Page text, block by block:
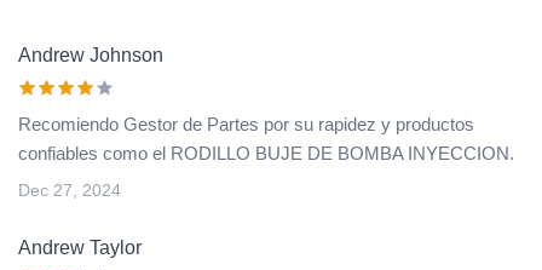
Andrew Johnson
Recomiendo Gestor de Partes por su rapidez y productos
confiables como el RODILLO BUJE DE BOMBA INYECCION.
Dec 27, 2024
Andrew Taylor